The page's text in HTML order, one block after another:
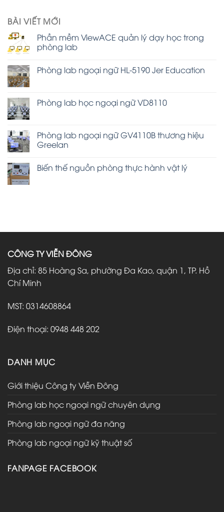
BÀI VIẾT MỚI
Phần mềm ViewACE quản lý dạy học trong
phòng lab
Phòng lab ngoại ngữ HL-5190 Jer Education
Phòng lab học ngoại ngữ VD8110
Phòng lab ngoại ngữ GV4110B thương hiệu
Greelan
Biến thế nguồn phòng thực hành vật lý
CÔNG TY VIỄN ĐÔNG
Địa chỉ: 85 Hoàng Sa, phường Đa Kao, quận 1, TP. Hồ
Chí Minh
MST: 0314608864
Điện thoại: 0948 448 202
DANH MỤC
Giới thiệu Công ty Viễn Đông
Phòng lab học ngoại ngữ chuyên dụng
Phòng lab ngoại ngữ đa năng
Phòng lab ngoại ngữ kỹ thuật số
FANPAGE FACEBOOK